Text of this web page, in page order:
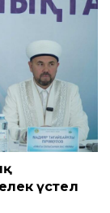
үстел